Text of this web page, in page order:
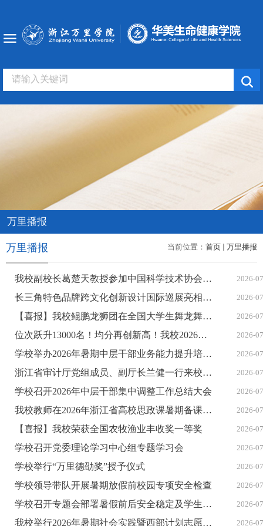
万里播报
当前位置： 首页 万里播报
万里播报
我校副校长葛楚天教授参加中国科学技术协会第十一次全国代表大会 2026-
长三角特色品牌跨文化创新设计国际巡展亮相印尼、奥地利、塞尔维亚 2026-
【喜报】我校鲲鹏龙狮团在全国大学生舞龙舞狮锦标赛中获1金2银佳绩 2026-
位次跃升13000名！均分再创新高！我校2026年浙江省普通类录取圆满收官 2026-
学校举办2026年暑期中层干部业务能力提升培训班 2026-
浙江省审计厅党组成员、副厅长兰健一行来校调研指导工作 2026-
学校召开2026年中层干部集中调整工作总结大会 2026-
我校教师在2026年浙江省高校思政课暑期备课会中喜获多项荣誉 2026-
【喜报】我校荣获全国农牧渔业丰收奖一等奖 2026-
学校召开党委理论学习中心组专题学习会 2026-
学校举行“万里德劭奖”授予仪式 2026-
学校领导带队开展暑期放假前校园专项安全检查 2026-
学校召开专题会部署暑假前后安全稳定及学生工作 2026-
我校举行2026年暑期社会实践暨西部计划志愿者出征仪式 2026-